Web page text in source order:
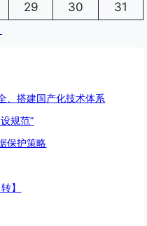
29 30
31
、搭建国产化技术体系
规范”
保护策略
】